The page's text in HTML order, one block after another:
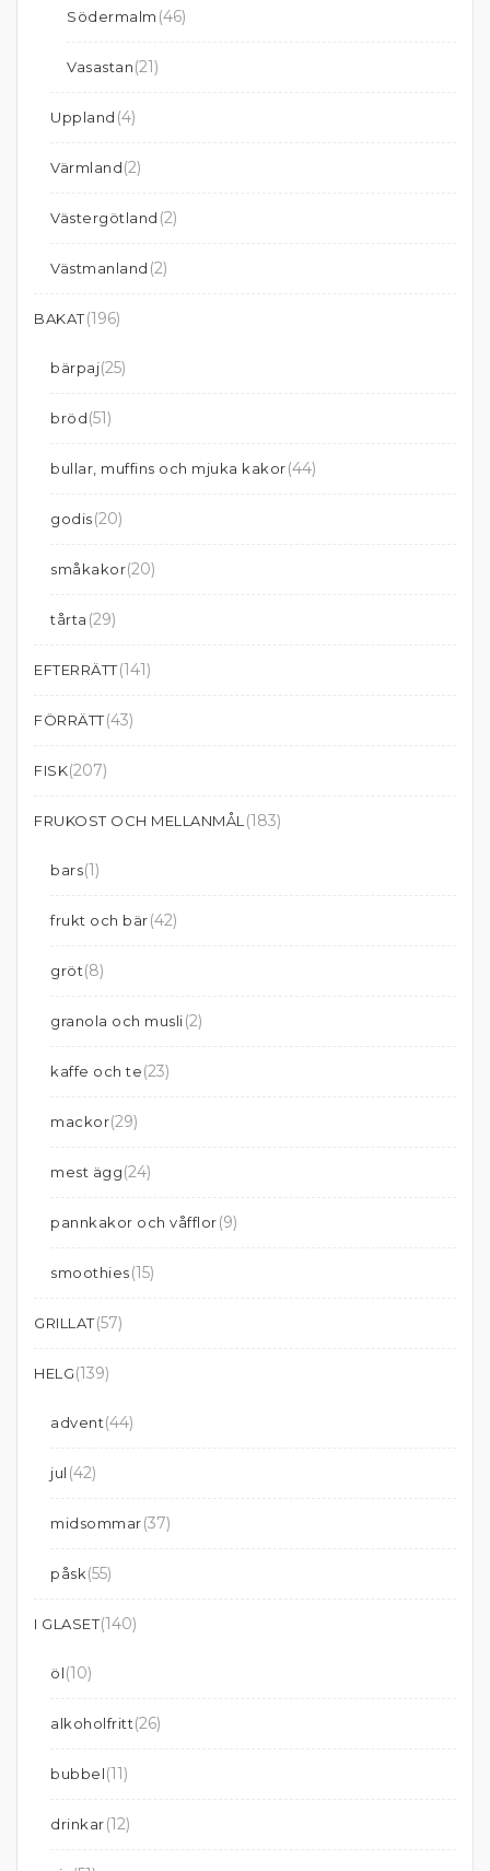
Södermalm (46)
Vasastan(21)
Uppland (4)
Värmland(2)
Västergötland (2)
Västmanland (2)
BAKAT(196)
bärpaj(25)
bröd(51)
bullar, muffins och mjuka kakor(44)
godis(20)
småkakor(20)
tårta (29)
EFTERRÄTT(141)
FÖRRÄTT(43)
FISK(207)
FRUKOST OCH MELLANMÅL(183)
bars(1)
frukt och bär(42)
gröt(8)
granola och musli(2)
kaffe och te(23)
mackor(29)
mest ägg(24)
pannkakor och våfflor(9)
smoothies(15)
GRILLAT(57)
HELG(139)
advent(44)
jul (42)
midsommar(37)
påsk(55)
I GLASET(140)
öl(10)
alkoholfritt(26)
bubbel(11)
drinkar(12)